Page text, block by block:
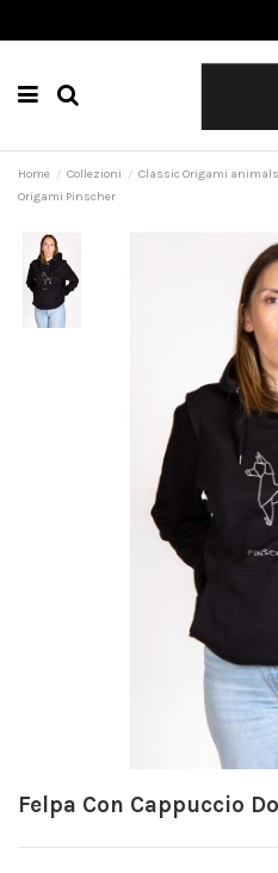
Home Collezioni Classic Origami animals
Origami Pinscher
Felpa Con Cappuccio